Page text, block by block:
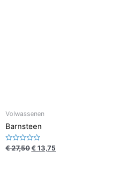
Volwassenen
Barnsteen
Waardering
€27,50€13,75